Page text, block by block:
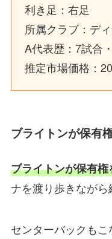
利き足：右足
所属クラブ：デ
A代表歴：7試合
推定市場価格：
ブライトンが保有
ブライトンが保有権
ナを渡り歩きながら
センターバックもこ